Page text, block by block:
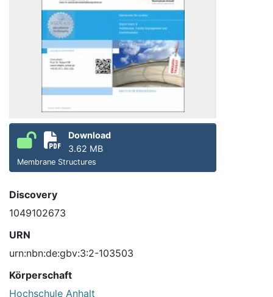
Download
3.62 MB
Membrane Structures
Discovery
1049102673
URN
urn:nbn:de:gbv:3:2-103503
Körperschaft
Hochschule Anhalt